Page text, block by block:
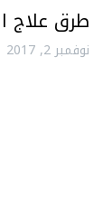
طرق علاج
نوفمبر 2, 2017